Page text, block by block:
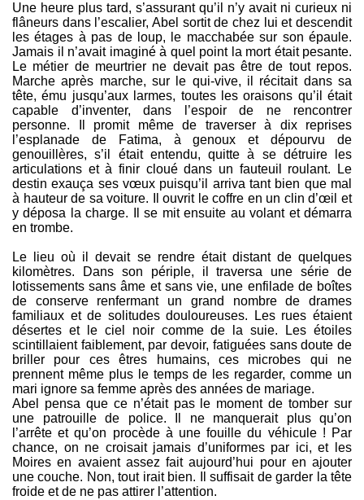
Une heure plus tard, s’assurant qu’il n’y avait ni curieux ni
flâneurs dans l’escalier, Abel sortit de chez lui et descendit
les étages à pas de loup, le macchabée sur son épaule.
Jamais il n’avait imaginé à quel point la mort était pesante.
Le métier de meurtrier ne devait pas être de tout repos.
Marche après marche, sur le qui-vive, il récitait dans sa
tête, ému jusqu’aux larmes, toutes les oraisons qu’il était
capable d’inventer, dans l’espoir de ne rencontrer
personne. Il promit même de traverser à dix reprises
l’esplanade de Fatima, à genoux et dépourvu de
genouillères, s’il était entendu, quitte à se détruire les
articulations et à finir cloué dans un fauteuil roulant. Le
destin exauça ses vœux puisqu’il arriva tant bien que mal
à hauteur de sa voiture. Il ouvrit le coffre en un clin d’œil et
y déposa la charge. Il se mit ensuite au volant et démarra
en trombe.
Le lieu où il devait se rendre était distant de quelques
kilomètres. Dans son périple, il traversa une série de
lotissements sans âme et sans vie, une enfilade de boîtes
de conserve renfermant un grand nombre de drames
familiaux et de solitudes douloureuses. Les rues étaient
désertes et le ciel noir comme de la suie. Les étoiles
scintillaient faiblement, par devoir, fatiguées sans doute de
briller pour ces êtres humains, ces microbes qui ne
prennent même plus le temps de les regarder, comme un
mari ignore sa femme après des années de mariage.
Abel pensa que ce n’était pas le moment de tomber sur
une patrouille de police. Il ne manquerait plus qu’on
l’arrête et qu’on procède à une fouille du véhicule ! Par
chance, on ne croisait jamais d’uniformes par ici, et les
Moires en avaient assez fait aujourd’hui pour en ajouter
une couche. Non, tout irait bien. Il suffisait de garder la tête
froide et de ne pas attirer l’attention.